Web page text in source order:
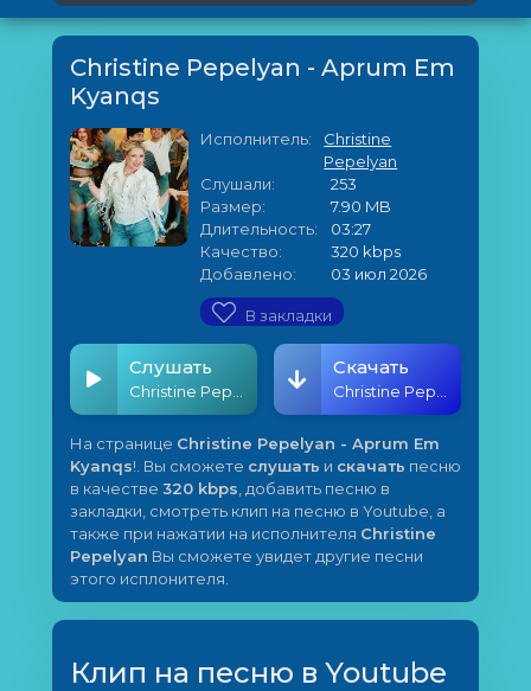
Christine Pepelyan - Aprum Em
Kyanqs
Исполнитель:
Christine
Pepelyan
Слушали:
253
Размер:
7.90 MB
Длительность:
03:27
Качество:
320 kbps
Добавлено:
03 июл 2026
В закладки
Слушать Скачать
На странице Christine Pepelyan - Aprum Em
Kyanqs!. Вы сможете слушать и скачать песню
в качестве 320 kbps , добавить песню в
закладки, смотреть клип на песню в Youtube, а
также при нажатии на исполнителя Christine
Pepelyan Вы сможете увидет другие песни
этого исплонителя.
Клип на песню в Youtube